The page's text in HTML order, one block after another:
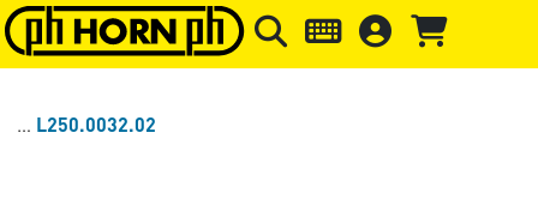
Skip to main content Passer à l'en-tête de la page
L250.0032.02